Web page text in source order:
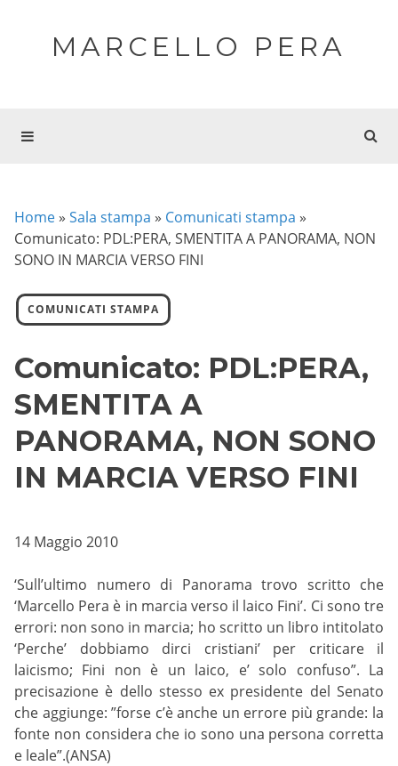
MARCELLO PERA
Home » Sala stampa » Comunicati stampa »
Comunicato: PDL:PERA, SMENTITA A PANORAMA, NON
SONO IN MARCIA VERSO FINI
COMUNICATI STAMPA
Comunicato: PDL:PERA,
SMENTITA A
PANORAMA, NON SONO
IN MARCIA VERSO FINI
14 Maggio 2010
‘Sull’ultimo numero di Panorama trovo scritto che
‘Marcello Pera è in marcia verso il laico Fini’. Ci sono tre
errori: non sono in marcia; ho scritto un libro intitolato
‘Perche’ dobbiamo dirci cristiani’ per criticare il
laicismo; Fini non è un laico, e’ solo confuso”. La
precisazione è dello stesso ex presidente del Senato
che aggiunge: ”forse c’è anche un errore più grande: la
fonte non considera che io sono una persona corretta
e leale”.(ANSA)